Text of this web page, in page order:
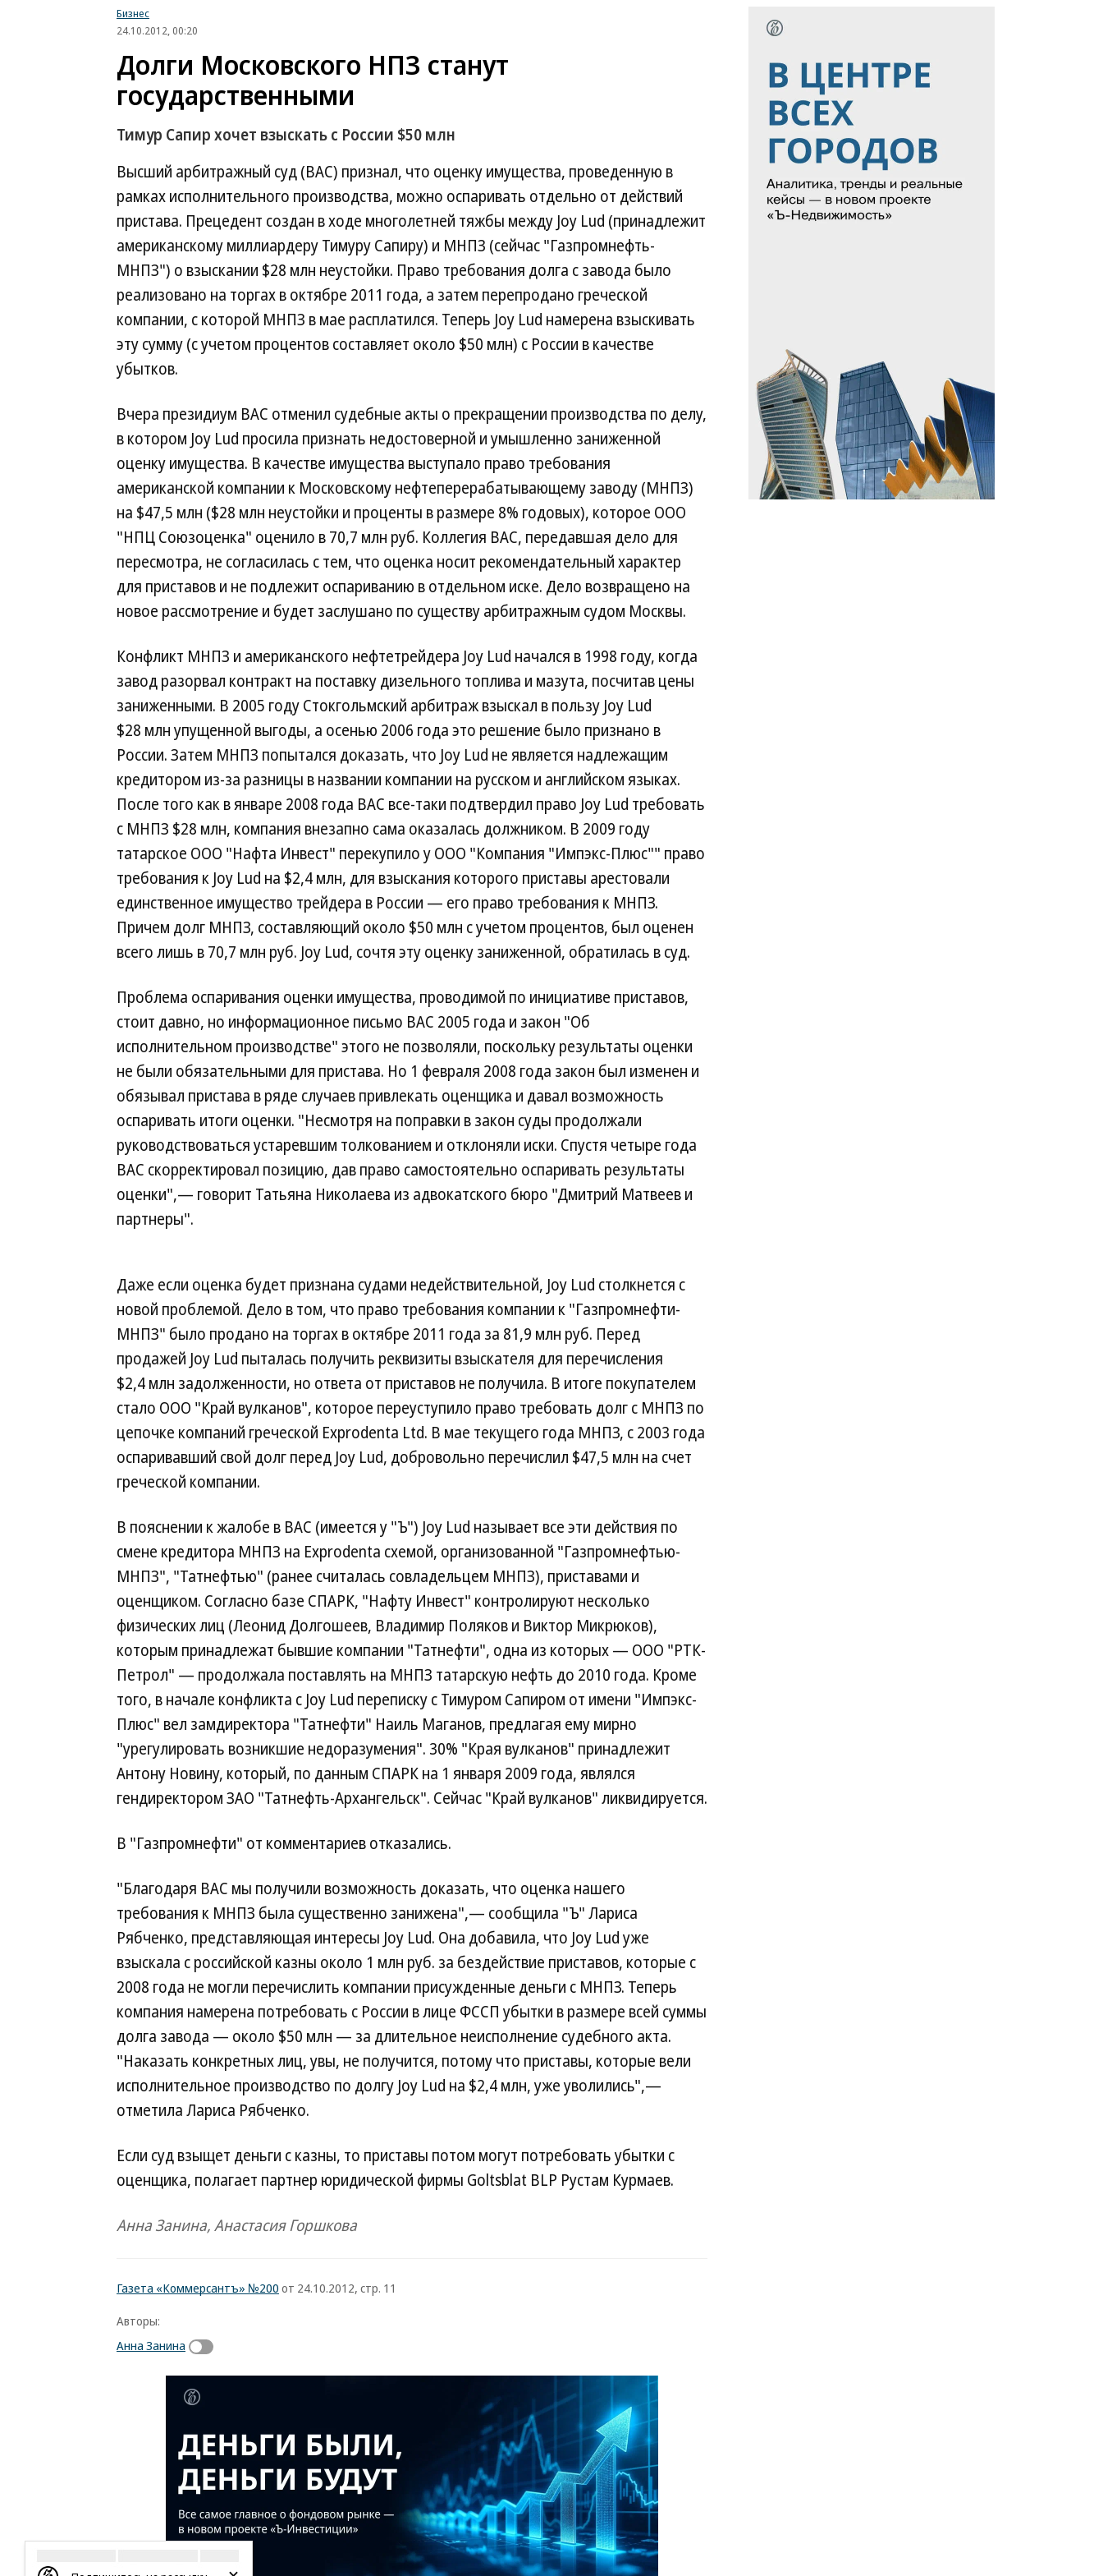
Бизнес
24.10.2012, 00:20
Долги Московского НПЗ станут
государственными
Тимур Сапир хочет взыскать с России $50 млн
Высший арбитражный суд (ВАС) признал, что оценку имущества, проведенную в
рамках исполнительного производства, можно оспаривать отдельно от действий
пристава. Прецедент создан в ходе многолетней тяжбы между Joy Lud (принадлежит
американскому миллиардеру Тимуру Сапиру) и МНПЗ (сейчас "Газпромнефть-
МНПЗ") о взыскании $28 млн неустойки. Право требования долга с завода было
реализовано на торгах в октябре 2011 года, а затем перепродано греческой
компании, с которой МНПЗ в мае расплатился. Теперь Joy Lud намерена взыскивать
эту сумму (с учетом процентов составляет около $50 млн) с России в качестве
убытков.
Вчера президиум ВАС отменил судебные акты о прекращении производства по делу,
в котором Joy Lud просила признать недостоверной и умышленно заниженной
оценку имущества. В качестве имущества выступало право требования
американской компании к Московскому нефтеперерабатывающему заводу (МНПЗ)
на $47,5 млн ($28 млн неустойки и проценты в размере 8% годовых), которое ООО
"НПЦ Союзоценка" оценило в 70,7 млн руб. Коллегия ВАС, передавшая дело для
пересмотра, не согласилась с тем, что оценка носит рекомендательный характер
для приставов и не подлежит оспариванию в отдельном иске. Дело возвращено на
новое рассмотрение и будет заслушано по существу арбитражным судом Москвы.
Конфликт МНПЗ и американского нефтетрейдера Joy Lud начался в 1998 году, когда
завод разорвал контракт на поставку дизельного топлива и мазута, посчитав цены
заниженными. В 2005 году Стокгольмский арбитраж взыскал в пользу Joy Lud
$28 млн упущенной выгоды, а осенью 2006 года это решение было признано в
России. Затем МНПЗ попытался доказать, что Joy Lud не является надлежащим
кредитором из-за разницы в названии компании на русском и английском языках.
После того как в январе 2008 года ВАС все-таки подтвердил право Joy Lud требовать
с МНПЗ $28 млн, компания внезапно сама оказалась должником. В 2009 году
татарское ООО "Нафта Инвест" перекупило у ООО "Компания "Импэкс-Плюс"" право
требования к Joy Lud на $2,4 млн, для взыскания которого приставы арестовали
единственное имущество трейдера в России — его право требования к МНПЗ.
Причем долг МНПЗ, составляющий около $50 млн с учетом процентов, был оценен
всего лишь в 70,7 млн руб. Joy Lud, сочтя эту оценку заниженной, обратилась в суд.
Проблема оспаривания оценки имущества, проводимой по инициативе приставов,
стоит давно, но информационное письмо ВАС 2005 года и закон "Об
исполнительном производстве" этого не позволяли, поскольку результаты оценки
не были обязательными для пристава. Но 1 февраля 2008 года закон был изменен и
обязывал пристава в ряде случаев привлекать оценщика и давал возможность
оспаривать итоги оценки. "Несмотря на поправки в закон суды продолжали
руководствоваться устаревшим толкованием и отклоняли иски. Спустя четыре года
ВАС скорректировал позицию, дав право самостоятельно оспаривать результаты
оценки",— говорит Татьяна Николаева из адвокатского бюро "Дмитрий Матвеев и
партнеры".
Даже если оценка будет признана судами недействительной, Joy Lud столкнется с
новой проблемой. Дело в том, что право требования компании к "Газпромнефти-
МНПЗ" было продано на торгах в октябре 2011 года за 81,9 млн руб. Перед
продажей Joy Lud пыталась получить реквизиты взыскателя для перечисления
$2,4 млн задолженности, но ответа от приставов не получила. В итоге покупателем
стало ООО "Край вулканов", которое переуступило право требовать долг с МНПЗ по
цепочке компаний греческой Exprodenta Ltd. В мае текущего года МНПЗ, с 2003 года
оспаривавший свой долг перед Joy Lud, добровольно перечислил $47,5 млн на счет
греческой компании.
В пояснении к жалобе в ВАС (имеется у "Ъ") Joy Lud называет все эти действия по
смене кредитора МНПЗ на Exprodenta схемой, организованной "Газпромнефтью-
МНПЗ", "Татнефтью" (ранее считалась совладельцем МНПЗ), приставами и
оценщиком. Согласно базе СПАРК, "Нафту Инвест" контролируют несколько
физических лиц (Леонид Долгошеев, Владимир Поляков и Виктор Микрюков),
которым принадлежат бывшие компании "Татнефти", одна из которых — ООО "РТК-
Петрол" — продолжала поставлять на МНПЗ татарскую нефть до 2010 года. Кроме
того, в начале конфликта с Joy Lud переписку с Тимуром Сапиром от имени "Импэкс-
Плюс" вел замдиректора "Татнефти" Наиль Маганов, предлагая ему мирно
"урегулировать возникшие недоразумения". 30% "Края вулканов" принадлежит
Антону Новину, который, по данным СПАРК на 1 января 2009 года, являлся
гендиректором ЗАО "Татнефть-Архангельск". Сейчас "Край вулканов" ликвидируется.
В "Газпромнефти" от комментариев отказались.
"Благодаря ВАС мы получили возможность доказать, что оценка нашего
требования к МНПЗ была существенно занижена",— сообщила "Ъ" Лариса
Рябченко, представляющая интересы Joy Lud. Она добавила, что Joy Lud уже
взыскала с российской казны около 1 млн руб. за бездействие приставов, которые с
2008 года не могли перечислить компании присужденные деньги с МНПЗ. Теперь
компания намерена потребовать с России в лице ФССП убытки в размере всей суммы
долга завода — около $50 млн — за длительное неисполнение судебного акта.
"Наказать конкретных лиц, увы, не получится, потому что приставы, которые вели
исполнительное производство по долгу Joy Lud на $2,4 млн, уже уволились",—
отметила Лариса Рябченко.
Если суд взыщет деньги с казны, то приставы потом могут потребовать убытки с
оценщика, полагает партнер юридической фирмы Goltsblat BLP Рустам Курмаев.
Анна Занина, Анастасия Горшкова
Газета «Коммерсантъ» №200 от 24.10.2012, стр. 11
Авторы:
Анна Занина